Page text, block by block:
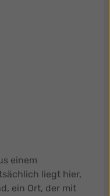
einem
liegt hier,
ein Ort, der mit